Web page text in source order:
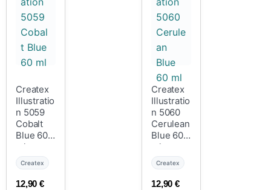
Createx
Illustratio
n 5059
Cobalt
Blue 60
ml
Createx
12,90€
Createx
Illustratio
n 5060
Cerulean
Blue 60
ml
Createx
12,90€